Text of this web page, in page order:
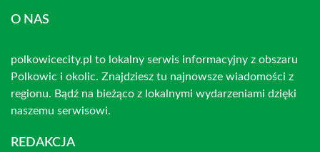
O NAS
polkowicecity.pl to lokalny serwis informacyjny z obszaru
Polkowic i okolic. Znajdziesz tu najnowsze wiadomości z
regionu. Bądź na bieżąco z lokalnymi wydarzeniami dzięki
naszemu serwisowi.
REDAKCJA